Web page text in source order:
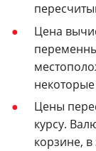
Цена
Цены
курсу.
корзине,